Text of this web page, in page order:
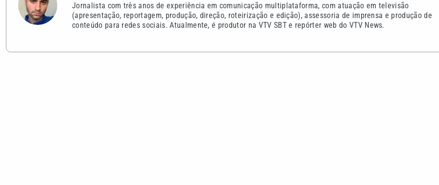
Jornalista com três anos de experiência em comunicação multiplataforma, com atuação em televisão
(apresentação, reportagem, produção, direção, roteirização e edição), assessoria de imprensa e produção de
conteúdo para redes sociais. Atualmente, é produtor na VTV SBT e repórter web do VTV News.